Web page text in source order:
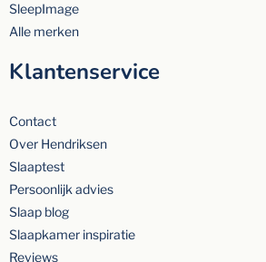
SleepImage
Alle merken
Klantenservice
Contact
Over Hendriksen
Slaaptest
Persoonlijk advies
Slaap blog
Slaapkamer inspiratie
Reviews